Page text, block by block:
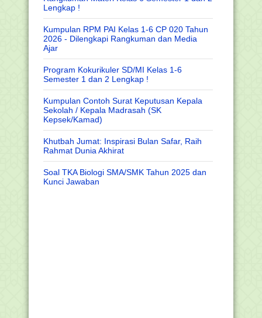
Lengkap !
Kumpulan RPM PAI Kelas 1-6 CP 020 Tahun
2026 - Dilengkapi Rangkuman dan Media
Ajar
Program Kokurikuler SD/MI Kelas 1-6
Semester 1 dan 2 Lengkap !
Kumpulan Contoh Surat Keputusan Kepala
Sekolah / Kepala Madrasah (SK
Kepsek/Kamad)
Khutbah Jumat: Inspirasi Bulan Safar, Raih
Rahmat Dunia Akhirat
Soal TKA Biologi SMA/SMK Tahun 2025 dan
Kunci Jawaban